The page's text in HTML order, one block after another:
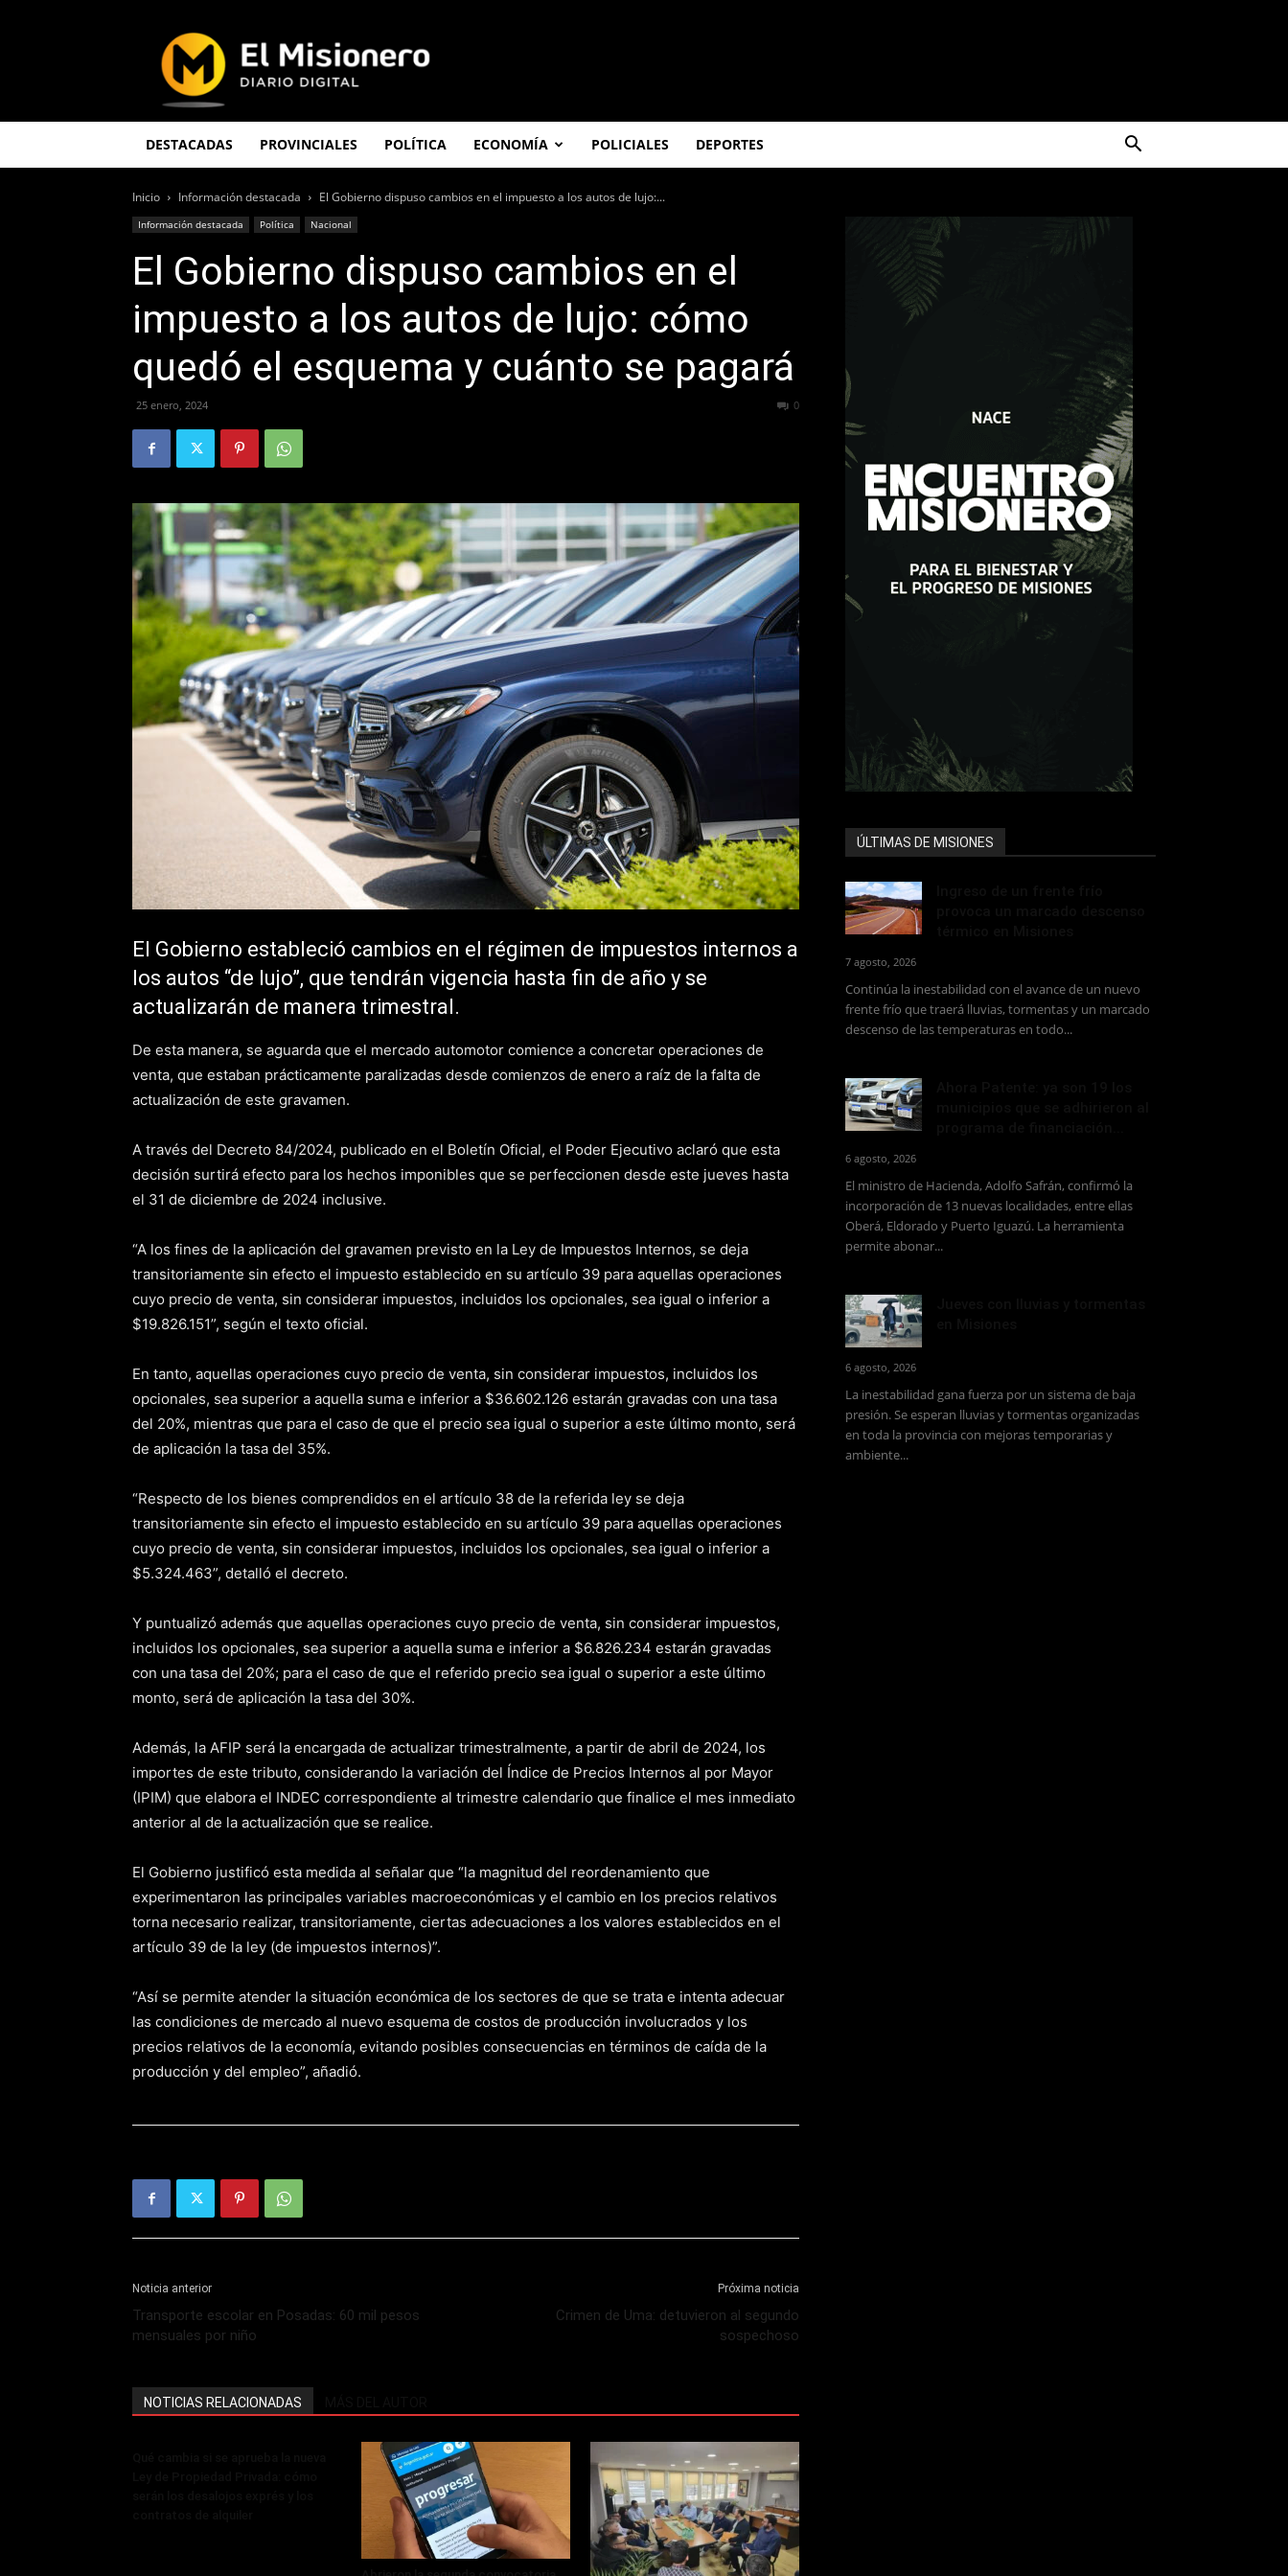
Misionero
DESTACADAS PROVINCIALES POLÍTICA ECONOMÍA POLICIALES DEPORTES
Inicio Información destacada El Gobierno dispuso cambios en el impuesto a los autos de lujo:...
Información destacada Política Nacional
El Gobierno dispuso cambios en el
impuesto a los autos de lujo: cómo
quedó el esquema y cuánto se pagará
25 enero, 2024 0
El Gobierno estableció cambios en el régimen de impuestos internos a
los autos “de lujo”, que tendrán vigencia hasta fin de año y se
actualizarán de manera trimestral.
De esta manera, se aguarda que el mercado automotor comience a concretar operaciones de
venta, que estaban prácticamente paralizadas desde comienzos de enero a raíz de la falta de
actualización de este gravamen.
A través del Decreto 84/2024, publicado en el Boletín Oficial, el Poder Ejecutivo aclaró que esta
decisión surtirá efecto para los hechos imponibles que se perfeccionen desde este jueves hasta
el 31 de diciembre de 2024 inclusive.
“A los fines de la aplicación del gravamen previsto en la Ley de Impuestos Internos, se deja
transitoriamente sin efecto el impuesto establecido en su artículo 39 para aquellas operaciones
cuyo precio de venta, sin considerar impuestos, incluidos los opcionales, sea igual o inferior a
$19.826.151”, según el texto oficial.
En tanto, aquellas operaciones cuyo precio de venta, sin considerar impuestos, incluidos los
opcionales, sea superior a aquella suma e inferior a $36.602.126 estarán gravadas con una tasa
del 20%, mientras que para el caso de que el precio sea igual o superior a este último monto, será
de aplicación la tasa del 35%.
“Respecto de los bienes comprendidos en el artículo 38 de la referida ley se deja
transitoriamente sin efecto el impuesto establecido en su artículo 39 para aquellas operaciones
cuyo precio de venta, sin considerar impuestos, incluidos los opcionales, sea igual o inferior a
$5.324.463”, detalló el decreto.
Y puntualizó además que aquellas operaciones cuyo precio de venta, sin considerar impuestos,
incluidos los opcionales, sea superior a aquella suma e inferior a $6.826.234 estarán gravadas
con una tasa del 20%; para el caso de que el referido precio sea igual o superior a este último
monto, será de aplicación la tasa del 30%.
Además, la AFIP será la encargada de actualizar trimestralmente, a partir de abril de 2024, los
importes de este tributo, considerando la variación del Índice de Precios Internos al por Mayor
(IPIM) que elabora el INDEC correspondiente al trimestre calendario que finalice el mes inmediato
anterior al de la actualización que se realice.
El Gobierno justificó esta medida al señalar que “la magnitud del reordenamiento que
experimentaron las principales variables macroeconómicas y el cambio en los precios relativos
torna necesario realizar, transitoriamente, ciertas adecuaciones a los valores establecidos en el
artículo 39 de la ley (de impuestos internos)”.
“Así se permite atender la situación económica de los sectores de que se trata e intenta adecuar
las condiciones de mercado al nuevo esquema de costos de producción involucrados y los
precios relativos de la economía, evitando posibles consecuencias en términos de caída de la
producción y del empleo”, añadió.
Noticia anterior
Transporte escolar en Posadas: 60 mil pesos
mensuales por niño
Próxima noticia
Crimen de Uma: detuvieron al segundo
sospechoso
NOTICIAS RELACIONADAS
ÚLTIMAS DE MISIONES
7 agosto, 2026
Continúa la inestabilidad con el avance de un nuevo
frente frío que traerá lluvias, tormentas y un marcado
descenso de las temperaturas en todo...
6 agosto, 2026
El ministro de Hacienda, Adolfo Safrán, confirmó la
incorporación de 13 nuevas localidades, entre ellas
Oberá, Eldorado y Puerto Iguazú. La herramienta
permite abonar...
6 agosto, 2026
La inestabilidad gana fuerza por un sistema de baja
presión. Se esperan lluvias y tormentas organizadas
en toda la provincia con mejoras temporarias y
ambiente...